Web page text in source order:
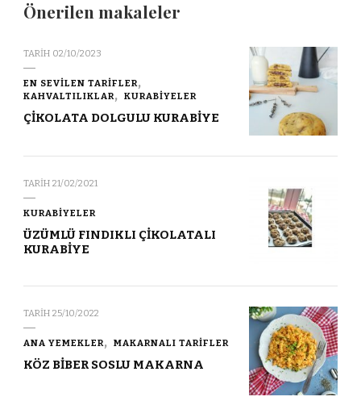
Önerilen makaleler
TARIH 02/10/2023
EN SEVİLEN TARİFLER
KAHVALTILIKLAR
KURABİYELER
ÇİKOLATA DOLGULU KURABİYE
TARIH 21/02/2021
KURABİYELER
ÜZÜMLÜ FINDIKLI ÇİKOLATALI
KURABİYE
TARIH 25/10/2022
ANA YEMEKLER MAKARNALI TARİFLER
KÖZ BİBER SOSLU MAKARNA